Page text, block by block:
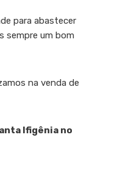
para abastecer
sempre um bom
na venda de
Ifigênia no